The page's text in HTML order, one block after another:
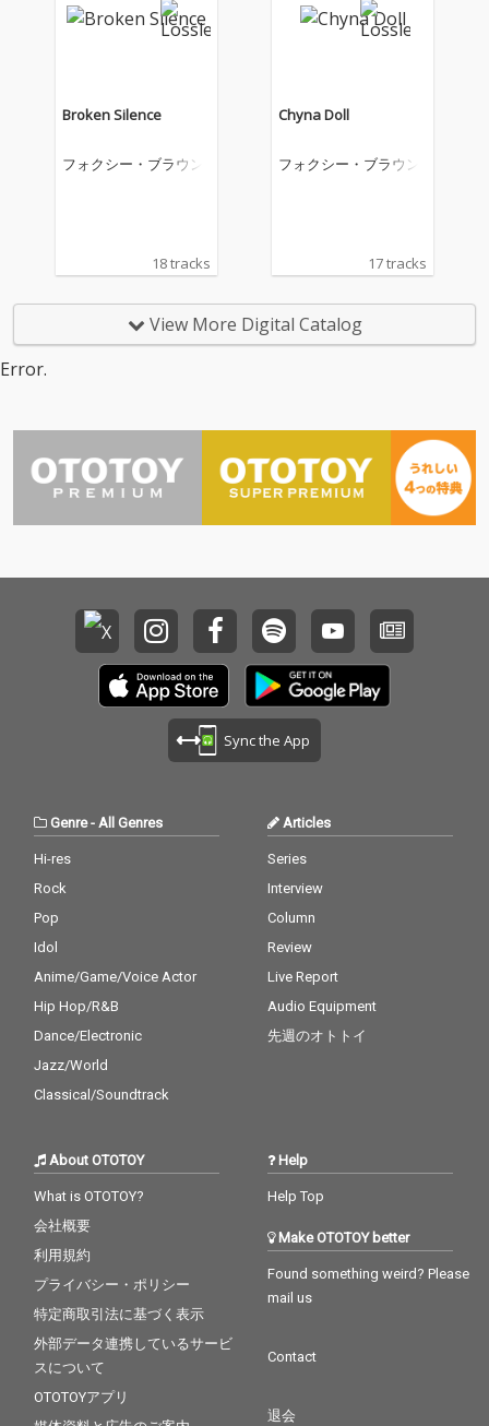
Broken Silence
フォクシー・ブラウン
18 tracks
Chyna Doll
フォクシー・ブラウン
17 tracks
View More Digital Catalog
Error.
Sync the App
Genre- All Genres
Hi-res
Rock
Pop
Idol
Anime/Game/Voice Actor
Hip Hop/R&B
Dance/Electronic
Jazz/World
Classical/Soundtrack
Articles
Series
Interview
Column
Review
Live Report
Audio Equipment
先週のオトトイ
About OTOTOY
What is OTOTOY?
会社概要
利用規約
プライバシー・ポリシー
特定商取引法に基づく表示
外部データ連携しているサービ
スについて
OTOTOYアプリ
Help
Help Top
Make OTOTOY better
Found something weird? Please
mail us
Contact
退会